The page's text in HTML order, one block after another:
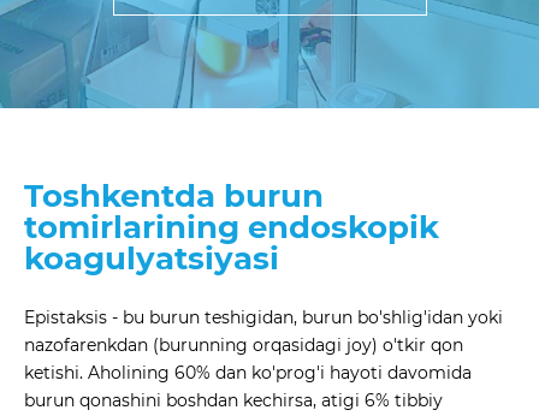
Toshkentda burun
tomirlarining endoskopik
koagulyatsiyasi
Epistaksis - bu burun teshigidan, burun bo'shlig'idan yoki
nazofarenkdan (burunning orqasidagi joy) o'tkir qon
ketishi. Aholining 60% dan ko'prog'i hayoti davomida
burun qonashini boshdan kechirsa, atigi 6% tibbiy